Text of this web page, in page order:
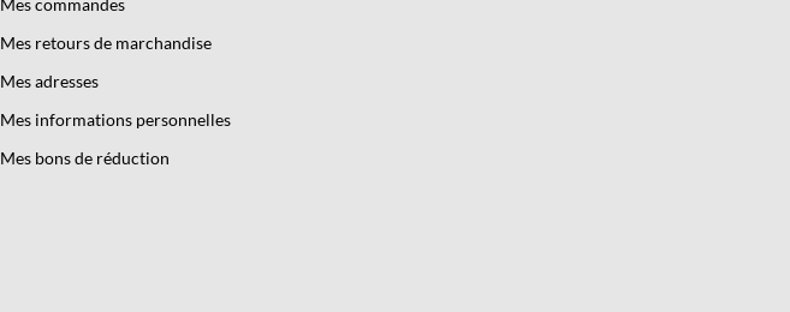
Mes commandes
Mes retours de marchandise
Mes adresses
Mes informations personnelles
Mes bons de réduction